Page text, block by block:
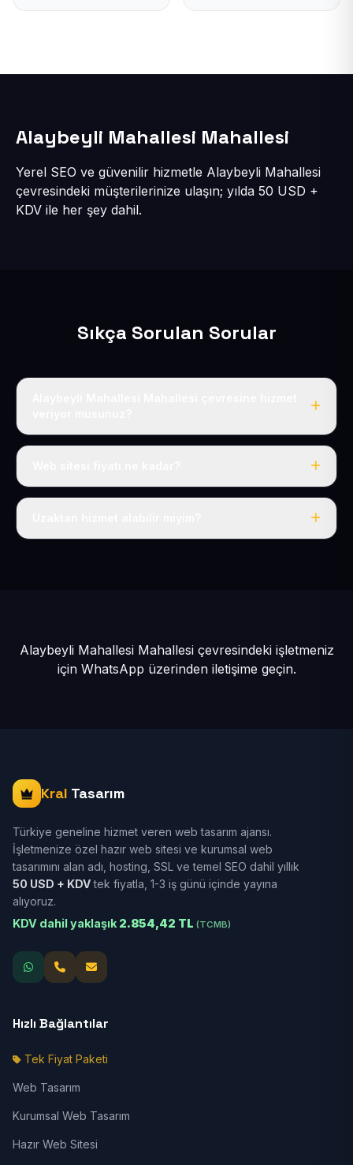
Alaybeyli Mahallesi Mahallesi
Yerel SEO ve güvenilir hizmetle Alaybeyli Mahallesi
çevresindeki müşterilerinize ulaşın; yılda 50 USD +
KDV ile her şey dahil.
Sıkça Sorulan Sorular
Evet, Alaybeyli Mahallesi dahil tüm Talas Köyler ve
Tek fiyat: yılda 50 USD + KDV, her şey dahil.
Alaybeyli Mahallesi Mahallesi çevresindeki işletmeniz
için WhatsApp üzerinden iletişime geçin.
Kral Tasarım
Türkiye geneline hizmet veren web tasarım ajansı.
İşletmenize özel hazır web sitesi ve kurumsal web
tasarımını alan adı, hosting, SSL ve temel SEO dahil yıllık
50 USD + KDVtek fiyatla, 1-3 iş günü içinde yayına
alıyoruz.
KDV dahil yaklaşık 2.854,42 TL (TCMB)
Hızlı Bağlantılar
Tek Fiyat Paketi
Web Tasarım
Kurumsal Web Tasarım
Hazır Web Sitesi